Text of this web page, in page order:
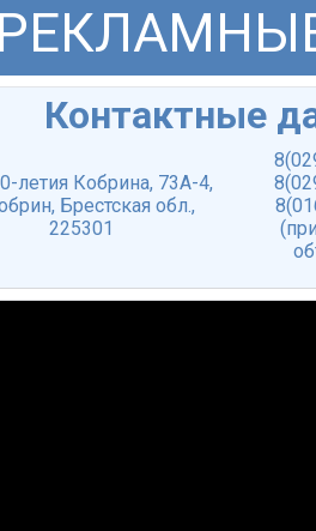
Контактные
летия Кобрина, 73А-4,
Брестская обл.,
225301